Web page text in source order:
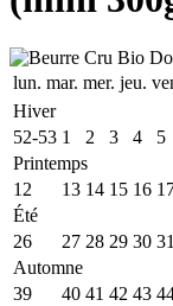
lun. mar. mer. jeu.
Hiver
52-53 1 2 3 4 5
Printemps
12
13 14 15 16
Été
26
27 28 29 30 31
Automne
39
40 41 42 43